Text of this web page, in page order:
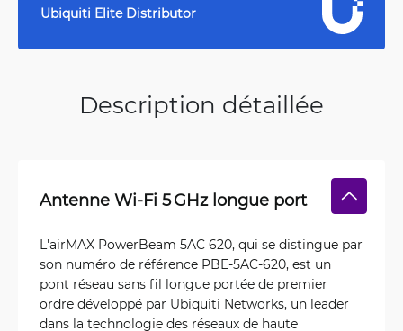
Ubiquiti Elite Distributor
Description détaillée
Antenne Wi-Fi 5 GHz longue port
L'airMAX PowerBeam 5AC 620, qui se distingue par
son numéro de référence PBE-5AC-620, est un
pont réseau sans fil longue portée de premier
ordre développé par Ubiquiti Networks, un leader
dans la technologie des réseaux de haute